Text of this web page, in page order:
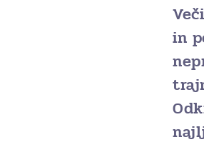
in